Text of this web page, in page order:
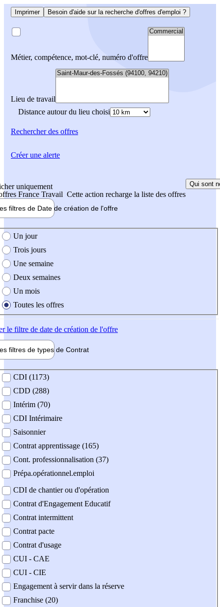
Imprimer Besoin d'aide sur la recherche d'offres d'emploi ?
Métier, compétence, mot-clé, numéro d'offre
Lieu de travail
Distance autour du lieu choisi
Rechercherdes offres
uniquement
France Travail Cette action recharge la liste des offres
Qui sont
filtres de Date de création de l'offre
création de l'offre
Un jour
Trois jours
Une semaine
Deux semaines
Un mois
Toutes les offres
le filtre de date de création de l'offre
filtres de types de Contrat
contrat
CDI (1173)
CDD (288)
Intérim (70)
CDI Intérimaire
Saisonnier
Contrat apprentissage (165)
Cont. professionnalisation (37)
Prépa.opérationnel.emploi
CDI de chantier ou d'opération
Contrat d'Engagement Educatif
Contrat intermittent
Contrat pacte
Contrat d'usage
CUI - CAE
CUI - CIE
Engagement à servir dans la réserve
Franchise (20)
Créer une alerte